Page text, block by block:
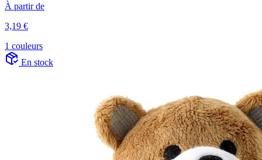
À partir de
3,19 €
1 couleurs
En stock